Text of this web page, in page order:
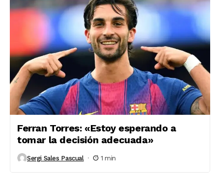
Ferran Torres: «Estoy esperando a
tomar la decisión adecuada»
Sergi Sales Pascual 1 min